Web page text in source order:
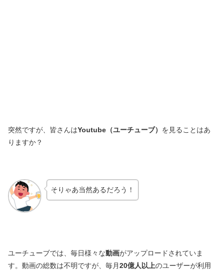
突然ですが、皆さんはYoutube（ユーチューブ） を見ることはあ
りますか？
そりゃあ当然あるだろう！
ユーチューブでは、毎日様々な動画がアップロードされていま
す。動画の総数は不明ですが、毎月20億人以上のユーザーが利用